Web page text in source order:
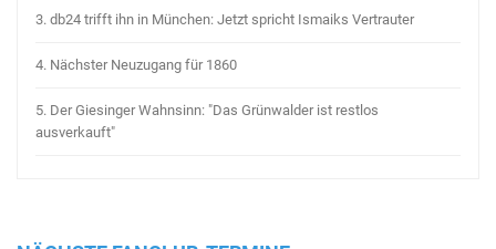
3. db24 trifft ihn in München: Jetzt spricht Ismaiks Vertrauter
4. Nächster Neuzugang für 1860
5. Der Giesinger Wahnsinn: "Das Grünwalder ist restlos
ausverkauft"